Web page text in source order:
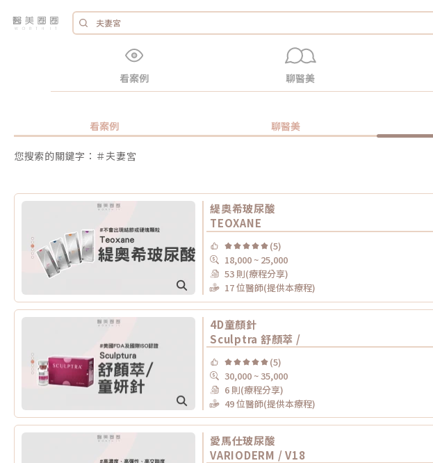
看案例 聊醫美
看案例 聊醫美
您搜索的關鍵字：＃夫妻宮
緹奧希玻尿酸
TEOXANE
(5)
18,000 ~ 25,000
53 則(療程分享)
17 位醫師(提供本療程)
4D童顏針
Sculptra 舒顏萃 /
(5)
30,000 ~ 35,000
6 則(療程分享)
49 位醫師(提供本療程)
愛馬仕玻尿酸
VARIODERM / V18